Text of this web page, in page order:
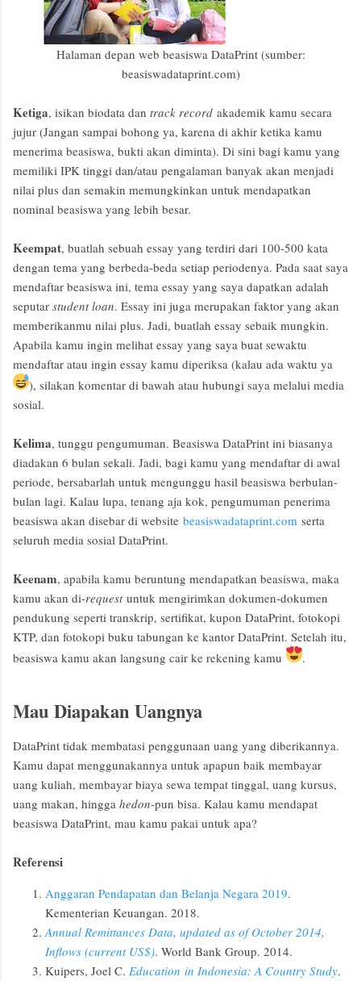
Halaman depan web beasiswa DataPrint (sumber:
beasiswadataprint.com)
Ketiga, isikan biodata dan track record akademik kamu secara
jujur (Jangan sampai bohong ya, karena di akhir ketika kamu
menerima beasiswa, bukti akan diminta). Di sini bagi kamu yang
memiliki IPK tinggi dan/atau pengalaman banyak akan menjadi
nilai plus dan semakin memungkinkan untuk mendapatkan
nominal beasiswa yang lebih besar.
Keempat, buatlah sebuah essay yang terdiri dari 100-500 kata
dengan tema yang berbeda-beda setiap periodenya. Pada saat saya
mendaftar beasiswa ini, tema essay yang saya dapatkan adalah
seputar student loan. Essay ini juga merupakan faktor yang akan
memberikanmu nilai plus. Jadi, buatlah essay sebaik mungkin.
Apabila kamu ingin melihat essay yang saya buat sewaktu
mendaftar atau ingin essay kamu diperiksa (kalau ada waktu ya
), silakan komentar di bawah atau hubungi saya melalui media
sosial.
Kelima, tunggu pengumuman. Beasiswa DataPrint ini biasanya
diadakan 6 bulan sekali. Jadi, bagi kamu yang mendaftar di awal
periode, bersabarlah untuk mengunggu hasil beasiswa berbulan-
bulan lagi. Kalau lupa, tenang aja kok, pengumuman penerima
beasiswa akan disebar di website beasiswadataprint.com serta
seluruh media sosial DataPrint.
Keenam, apabila kamu beruntung mendapatkan beasiswa, maka
kamu akan di-requestuntuk mengirimkan dokumen-dokumen
pendukung seperti transkrip, sertifikat, kupon DataPrint, fotokopi
KTP, dan fotokopi buku tabungan ke kantor DataPrint. Setelah itu,
beasiswa kamu akan langsung cair ke rekening kamu
.
Mau Diapakan Uangnya
DataPrint tidak membatasi penggunaan uang yang diberikannya.
Kamu dapat menggunakannya untuk apapun baik membayar
uang kuliah, membayar biaya sewa tempat tinggal, uang kursus,
uang makan, hingga hedon-pun bisa. Kalau kamu mendapat
beasiswa DataPrint, mau kamu pakai untuk apa?
Referensi
Anggaran Pendapatan dan Belanja Negara 2019.
Kementerian Keuangan. 2018.
Annual Remittances Data, updated as of October 2014,
Inflows (current US$). World Bank Group. 2014.
Kuipers, Joel C. Education in Indonesia: A Country Study.